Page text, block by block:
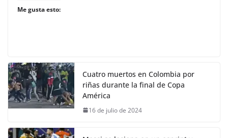
Me gusta esto:
Cuatro muertos en Colombia por
riñas durante la final de Copa
América
16 de julio de 2024